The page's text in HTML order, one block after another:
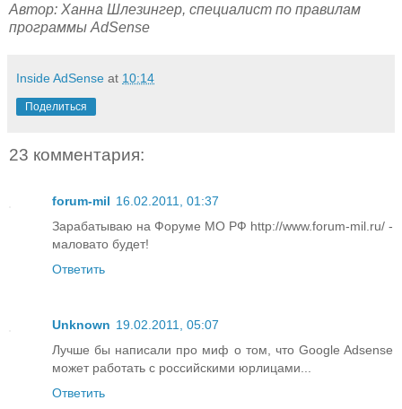
Автор: Ханна Шлезингер, специалист по правилам
программы AdSense
Inside AdSense at 10:14
Поделиться
23 комментария:
forum-mil 16.02.2011, 01:37
Зарабатываю на Форуме МО РФ http://www.forum-mil.ru/ -
маловато будет!
Ответить
Unknown 19.02.2011, 05:07
Лучше бы написали про миф о том, что Google Adsense
может работать с российскими юрлицами...
Ответить